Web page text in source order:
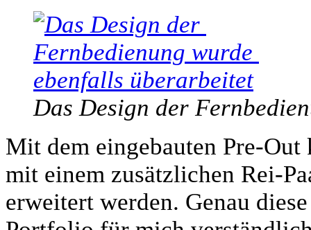
Das Design der
Mit dem eingebauten Pre-Out
mit einem zusätzlichen Rei-
erweitert werden. Genau